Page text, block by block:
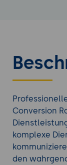
Conversion
komplexe
den